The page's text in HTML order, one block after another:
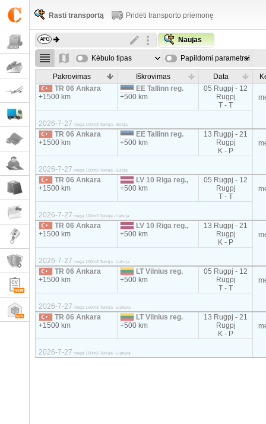
Rasti transportą Pridėti transporto priemonę
Naujas
Kėbulo tipas Papildomi parametrai
Pakrovimas Iškrovimas Data
TR 06 Ankara
+1500 km
EE Tallinn reg.
+500 km
05 Rugpj - 12
Rugpj
T - T
2026-7-27 mega 100m3 Turkija - Estija
TR 06 Ankara
+1500 km
EE Tallinn reg.
+500 km
13 Rugpj - 21
Rugpj
K - P
2026-7-27 mega 100m3 Turkija - Estija
TR 06 Ankara
+1500 km
LV 10 Riga reg.,
+500 km
05 Rugpj - 12
Rugpj
T - T
2026-7-27 mega 100m3 Turkija - Latvija
TR 06 Ankara
+1500 km
LV 10 Riga reg.,
+500 km
13 Rugpj - 21
Rugpj
K - P
2026-7-27 mega 100m3 Turkija - Latvija
TR 06 Ankara
+1500 km
LT Vilnius reg.
+500 km
05 Rugpj - 12
Rugpj
T - T
2026-7-27 mega 100m3 Turkija - Lietuva
TR 06 Ankara
+1500 km
LT Vilnius reg.
+500 km
13 Rugpj - 21
Rugpj
K - P
2026-7-27 mega 100m3 Turkija - Lietuva